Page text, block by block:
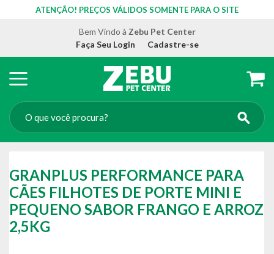
ATENÇÃO! PREÇOS VÁLIDOS SOMENTE PARA O SITE
Bem Vindo à Zebu Pet Center
Faça Seu Login
Cadastre-se
GRANPLUS PERFORMANCE PARA
CÃES FILHOTES DE PORTE MINI E
PEQUENO SABOR FRANGO E ARROZ
2,5KG